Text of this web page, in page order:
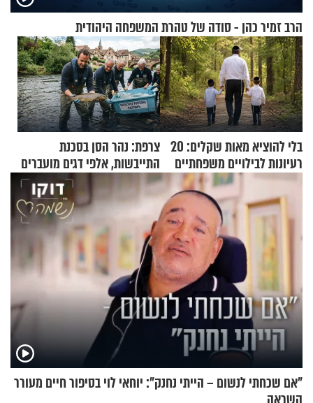
הרב זמיר כהן - סודה של טהרת המשפחה היהודית
בלי להוציא מאות שקלים: 20
רעיונות לבילויים משפחתיים
כמעט בחינם
צרפת: נהר הסן בסכנת
התייבשות, אלפי דגים מועברים
במבצעי חילוץ
"אם שכחתי לנשום – הייתי נחנק": יוחאי לוי בסיפור חיים מעורר